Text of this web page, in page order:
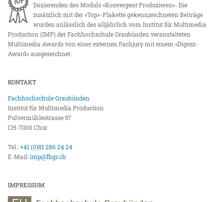
Dozierenden des Moduls «Konvergent Produzieren». Die
zusätzlich mit der «Top»-Plakette gekennzeichneten Beiträge
wurden anlässlich des alljährlich vom Institut für Multimedia
Production (IMP) der Fachhochschule Graubünden veranstalteten
Multimedia Awards von einer externen Fachjury mit einem «Digezz-
Award» ausgezeichnet.
KONTAKT
Fachhochschule Graubünden
Institut für Multimedia Production
Pulvermühlestrasse 57
CH-7000 Chur
Tel.:+41 (0)81 286 24 24
E-Mail:imp@fhgr.ch
IMPRESSUM